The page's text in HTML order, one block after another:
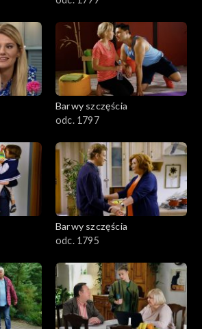
Barwy szczęścia
odc. 1797
Barwy szczęścia
odc. 1795